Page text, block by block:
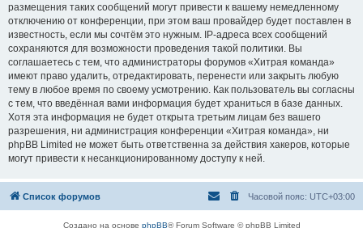
размещения таких сообщений могут привести к вашему немедленному
отключению от конференции, при этом ваш провайдер будет поставлен в
известность, если мы сочтём это нужным. IP-адреса всех сообщений
сохраняются для возможности проведения такой политики. Вы
соглашаетесь с тем, что администраторы форумов «Хитрая команда»
имеют право удалить, отредактировать, перенести или закрыть любую
тему в любое время по своему усмотрению. Как пользователь вы согласны
с тем, что введённая вами информация будет храниться в базе данных.
Хотя эта информация не будет открыта третьим лицам без вашего
разрешения, ни администрация конференции «Хитрая команда», ни
phpBB Limited не может быть ответственна за действия хакеров, которые
могут привести к несанкционированному доступу к ней.
Список форумов Часовой пояс: UTC+03:00
Создано на основе phpBB® Forum Software © phpBB Limited